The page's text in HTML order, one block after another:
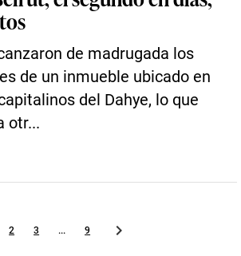
de madrugada los
de un inmueble ubicado en
del Dahye, lo que
otr...
2 3 ... 9